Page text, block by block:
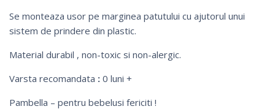
Se monteaza usor pe marginea patutului cu ajutorul unui
sistem de prindere din plastic.
Material durabil , non-toxic si non-alergic.
Varsta recomandata : 0 luni +
Pambella – pentru bebelusi fericiti !